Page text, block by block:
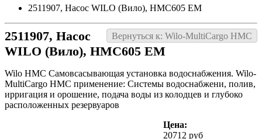
2511907, Насос WILO (Вило), HMC605 EM
Вернуться к: Wilo-MultiCargo HMC
2511907, Насос
WILO (Вило), HMC605 EM
Wilo HMC Самовсасывающая установка водоснабжения. Wilo-
MultiCargo HMC применение: Системы водоснабжени, полив,
ирригация и орошение, подача воды из колодцев и глубоко
расположенных резервуаров
Цена:
20712 руб